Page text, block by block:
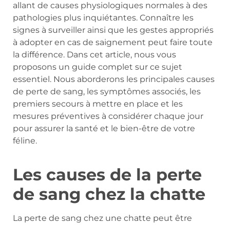
allant de causes physiologiques normales à des
pathologies plus inquiétantes. Connaître les
signes à surveiller ainsi que les gestes appropriés
à adopter en cas de saignement peut faire toute
la différence. Dans cet article, nous vous
proposons un guide complet sur ce sujet
essentiel. Nous aborderons les principales causes
de perte de sang, les symptômes associés, les
premiers secours à mettre en place et les
mesures préventives à considérer chaque jour
pour assurer la santé et le bien-être de votre
féline.
Les causes de la perte
de sang chez la chatte
La perte de sang chez une chatte peut être